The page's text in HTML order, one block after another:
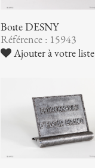
Boîte DESNY
Référence : 15943
Ajouter à votre liste